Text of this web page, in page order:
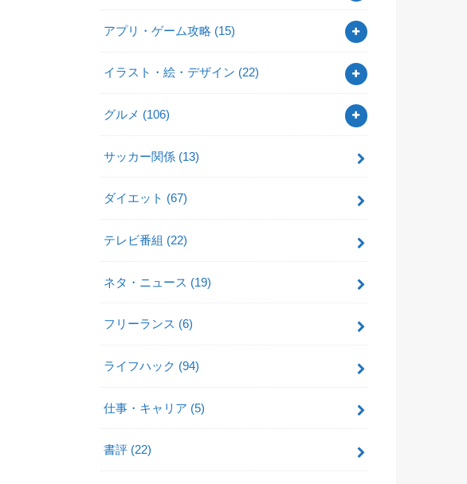
アプリ・ゲーム攻略 (15)
イラスト・絵・デザイン (22)
グルメ (106)
サッカー関係 (13)
ダイエット (67)
テレビ番組 (22)
ネタ・ニュース (19)
フリーランス (6)
ライフハック (94)
仕事・キャリア (5)
書評 (22)